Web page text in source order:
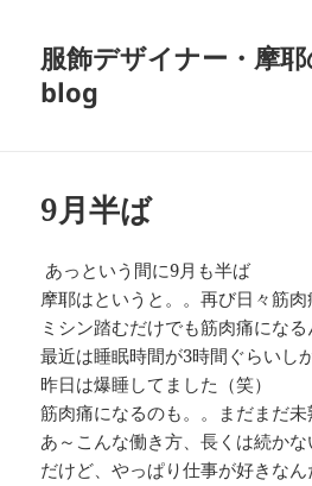
服飾デザイナー・摩
blog
9月半ば
あっという間に9月も半ば
摩耶はというと。。再び日々筋肉
ミシン踏むだけでも筋肉痛になる
最近は睡眠時間が3時間ぐらいし
昨日は爆睡してました（笑）
筋肉痛になるのも。。まだまだ未
あ～こんな働き方、長くは続かな
だけど、やっぱり仕事が好きなん